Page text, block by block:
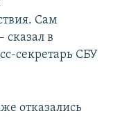
Сам
сказал в
секретарь СБУ
отказались